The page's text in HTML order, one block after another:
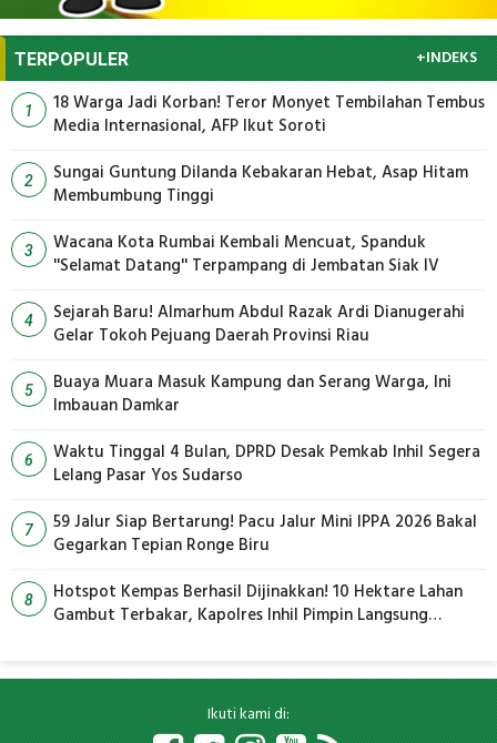
TERPOPULER +INDEKS
1
18 Warga Jadi Korban! Teror Monyet Tembilahan Tembus
Media Internasional, AFP Ikut Soroti
2
Sungai Guntung Dilanda Kebakaran Hebat, Asap Hitam
Membumbung Tinggi
3
Wacana Kota Rumbai Kembali Mencuat, Spanduk
''Selamat Datang'' Terpampang di Jembatan Siak IV
4
Sejarah Baru! Almarhum Abdul Razak Ardi Dianugerahi
Gelar Tokoh Pejuang Daerah Provinsi Riau
5
Buaya Muara Masuk Kampung dan Serang Warga, Ini
Imbauan Damkar
6
Waktu Tinggal 4 Bulan, DPRD Desak Pemkab Inhil Segera
Lelang Pasar Yos Sudarso
7
59 Jalur Siap Bertarung! Pacu Jalur Mini IPPA 2026 Bakal
Gegarkan Tepian Ronge Biru
8
Hotspot Kempas Berhasil Dijinakkan! 10 Hektare Lahan
Gambut Terbakar, Kapolres Inhil Pimpin Langsung
Ikuti kami di: